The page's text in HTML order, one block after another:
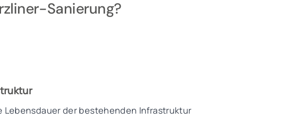
Sanierung?
Lebensdauer der bestehenden Infrastruktur